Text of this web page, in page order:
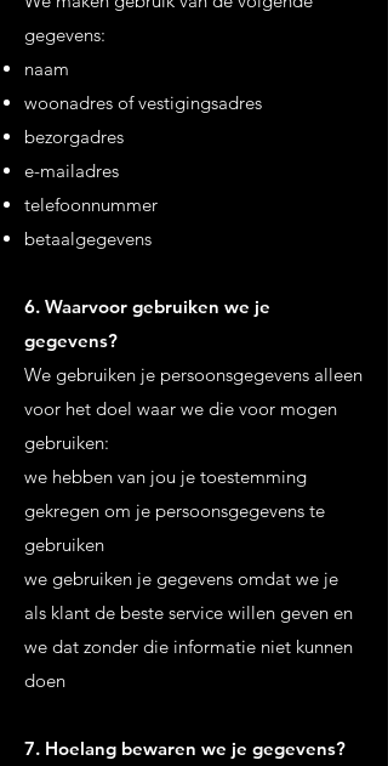
gegevens:
naam
woonadres of vestigingsadres
bezorgadres
e-mailadres
telefoonnummer
betaalgegevens
6. Waarvoor gebruiken we je
gegevens?
We gebruiken je persoonsgegevens alleen
voor het doel waar we die voor mogen
gebruiken:
we hebben van jou je toestemming
gekregen om je persoonsgegevens te
gebruiken
we gebruiken je gegevens omdat we je
als klant de beste service willen geven en
we dat zonder die informatie niet kunnen
doen
7. Hoelang bewaren we je gegevens?